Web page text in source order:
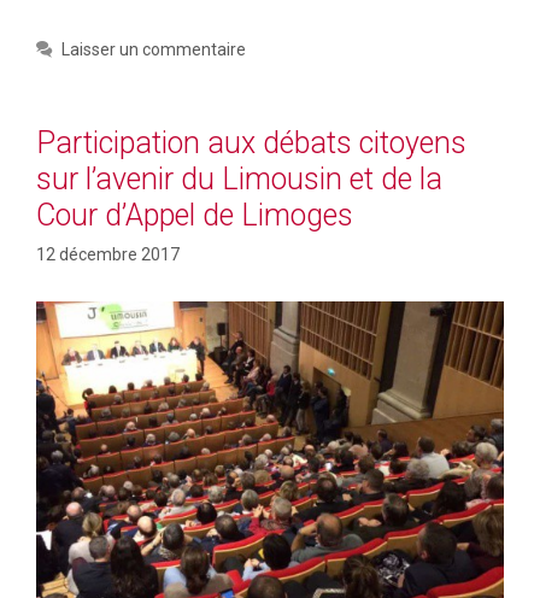
Laisser un commentaire
Participation aux débats citoyens
sur l’avenir du Limousin et de la
Cour d’Appel de Limoges
12 décembre 2017